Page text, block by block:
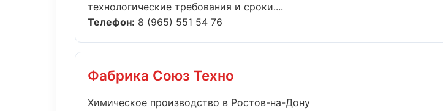
технологические требования и сроки....
Телефон: 8 (965) 551 54 76
Фабрика Союз Техно
Химическое производство в Ростов-на-Дону